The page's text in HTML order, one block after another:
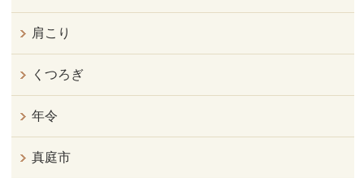
肩こり
くつろぎ
年令
真庭市